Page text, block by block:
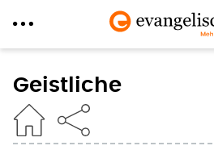
zum
Inhalt
Geistliche